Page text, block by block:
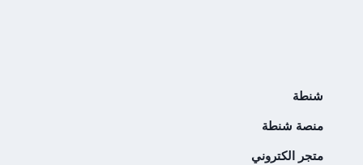
شنطة
منصة شنطة
متجر الكتروني